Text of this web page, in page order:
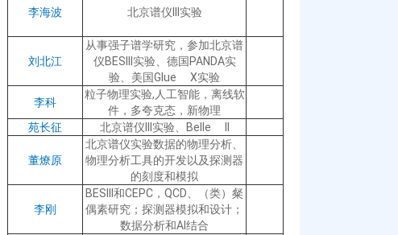
李海波 北京谱仪III实验
刘北江
从事强子谱学研究，参加北京谱
仪BESIII实验、德国PANDA实
验、美国Glue X实验
李科
粒子物理实验,人工智能，离线软
件，多夸克态，新物理
苑长征 北京谱仪III实验、Belle II
董燎原
北京谱仪实验数据的物理分析、
物理分析工具的开发以及探测器
的刻度和模拟
李刚
BESIII和CEPC，QCD、（类）粲
偶素研究；探测器模拟和设计；
数据分析和AI结合